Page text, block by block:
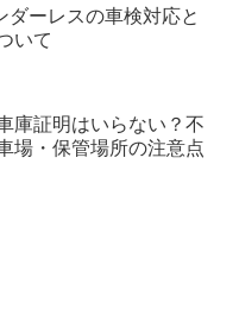
ダーレスの車検対応と
いて
庫証明はいらない？不
場・保管場所の注意点